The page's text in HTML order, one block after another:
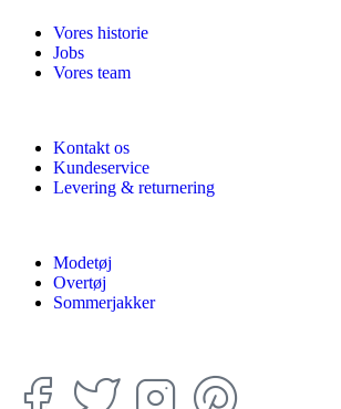
Vores historie
Jobs
Vores team
Kontakt os
Kundeservice
Levering & returnering
Modetøj
Overtøj
Sommerjakker